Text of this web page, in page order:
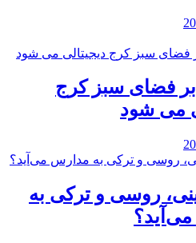
فضای سبز کرج
می شود
روسی و ترکی به